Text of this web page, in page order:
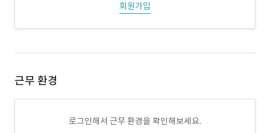
회원가입
근무 환경
로그인해서 근무 환경을 확인해보세요.